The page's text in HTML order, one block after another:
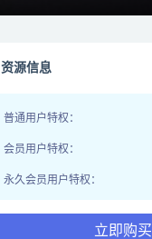
资源信息
普通用户特权：
会员用户特权：
永久会员用户特权：
立即购买